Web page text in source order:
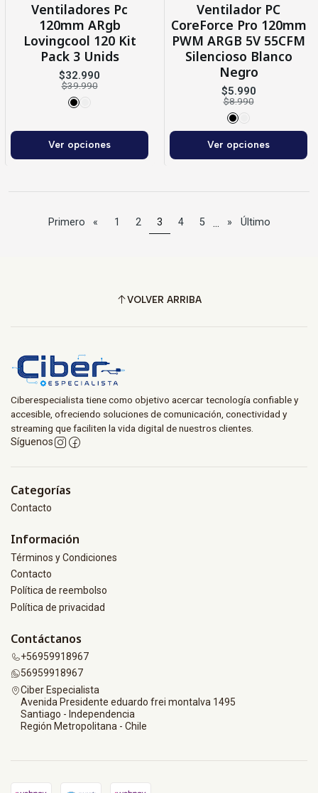
Ventiladores Pc
120mm ARgb
Lovingcool 120 Kit
Pack 3 Unids
$32.990
$39.990
Ver opciones
Ventilador PC
CoreForce Pro 120mm
PWM ARGB 5V 55CFM
Silencioso Blanco
Negro
$5.990
$8.990
Ver opciones
Primero « 1 2 3 4 5 ... » Último
VOLVER ARRIBA
Ciberespecialista tiene como objetivo acercar tecnología confiable y
accesible, ofreciendo soluciones de comunicación, conectividad y
streaming que faciliten la vida digital de nuestros clientes.
Síguenos
Categorías
Contacto
Información
Términos y Condiciones
Contacto
Política de reembolso
Política de privacidad
Contáctanos
+56959918967
56959918967
Ciber Especialista
Avenida Presidente eduardo frei montalva 1495
Santiago - Independencia
Región Metropolitana - Chile